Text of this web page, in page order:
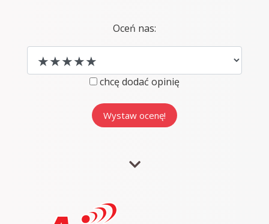
Oceń nas:
chcę dodać opinię